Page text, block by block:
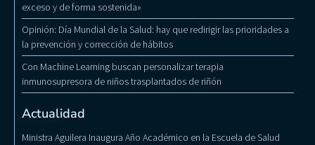
exceso y de forma sostenida»
Opinión: Día Mundial de la Salud: hay que redirigir las prioridades a
la prevención y corrección de hábitos
Con Machine Learning buscan personalizar terapia
inmunosupresora de niños trasplantados de riñón
Actualidad
Ministra Aguilera Inaugura Año Académico en la Escuela de Salud